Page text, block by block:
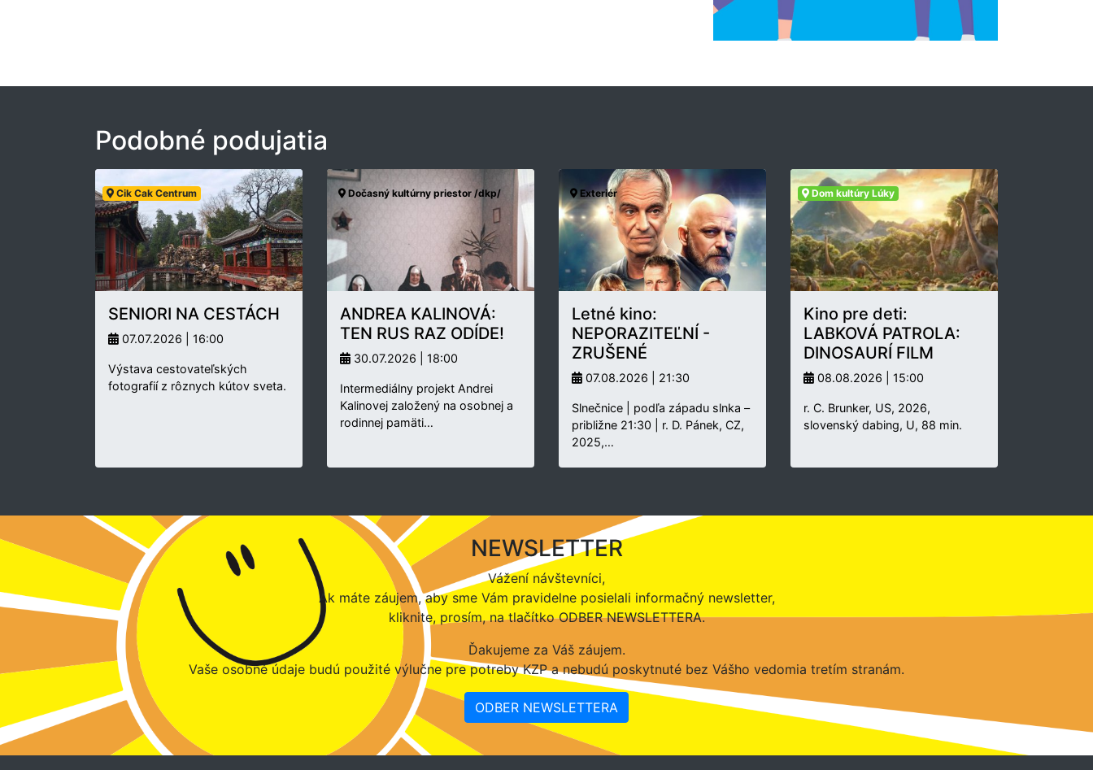
Podobné podujatia
Cik Cak Centrum
SENIORI NA CESTÁCH
07.07.2026 | 16:00
Výstava cestovateľských
fotografií z rôznych kútov sveta.
Dočasný kultúrny priestor /dkp/
ANDREA KALINOVÁ:
TEN RUS RAZ ODÍDE!
30.07.2026 | 18:00
Intermediálny projekt Andrei
Kalinovej založený na osobnej a
rodinnej pamäti…
Exteriér
Letné kino:
NEPORAZITEĽNÍ -
ZRUŠENÉ
07.08.2026 | 21:30
Slnečnice | podľa západu slnka –
približne 21:30 | r. D. Pánek, CZ,
2025,…
Dom kultúry Lúky
Kino pre deti:
LABKOVÁ PATROLA:
DINOSAURÍ FILM
08.08.2026 | 15:00
r. C. Brunker, US, 2026,
slovenský dabing, U, 88 min.
NEWSLETTER
Vážení návštevníci,
Ak máte záujem, aby sme Vám pravidelne posielali informačný newsletter,
kliknite, prosím, na tlačítko ODBER NEWSLETTERA.
Ďakujeme za Váš záujem.
Vaše osobné údaje budú použité výlučne pre potreby KZP a nebudú poskytnuté bez Vášho vedomia tretím stranám.
ODBER NEWSLETTERA